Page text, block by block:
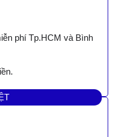
phí Tp.HCM và Bình